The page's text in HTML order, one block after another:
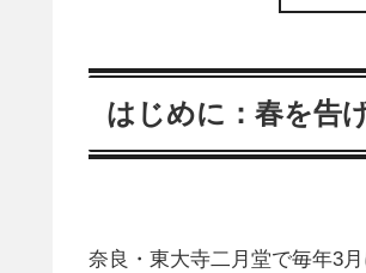
はじめに：春を告
奈良・東大寺二月堂で毎年3